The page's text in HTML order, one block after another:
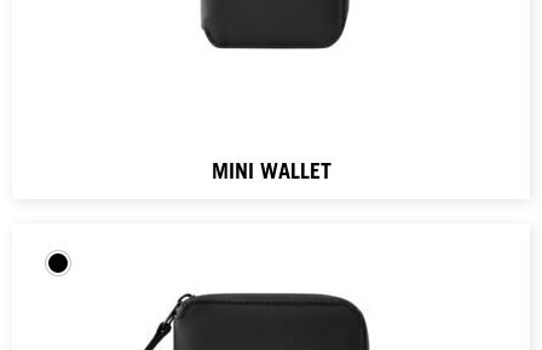
MINI WALLET